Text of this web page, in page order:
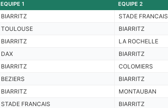
EQUIPE 1 EQUIPE 2
BIARRITZ STADE FRANCAIS
TOULOUSE BIARRITZ
BIARRITZ LA ROCHELLE
DAX BIARRITZ
BIARRITZ COLOMIERS
BEZIERS BIARRITZ
BIARRITZ MONTAUBAN
STADE FRANCAIS BIARRITZ